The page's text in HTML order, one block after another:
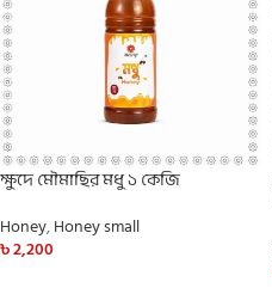
ক্ষুদে মৌমাছির মধু ১ কেজি
Honey,Honey small
৳2,200